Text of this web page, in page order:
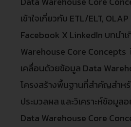
เข้าใจเกี่ยวกับ ETL/ELT,
Facebook X LinkedIn บทนำ
Warehouse Core Concepts
เคลื่อนด้วยข้อมูล Data
โครงสร้างพื้นฐานที่สำคัญสำห
ประมวลผล และวิเคราะห์ข้อมูล
Data Warehouse Core